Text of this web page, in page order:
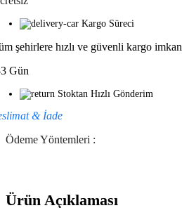
Kargo Süreci
şehirlere hızlı ve güvenli kargo
Gün
Stoktan Hızlı Gönderim
& İade
Ödeme Yöntemleri :
Ürün Açıklaması